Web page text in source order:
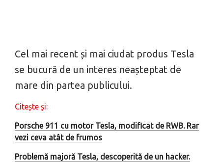
Cel mai recent și mai ciudat produs Tesla
se bucură de un interes neașteptat de
mare din partea publicului.
Citește și:
Porsche 911 cu motor Tesla, modificat de RWB. Rar
vezi ceva atât de frumos
Problemă majoră Tesla, descoperită de un hacker.